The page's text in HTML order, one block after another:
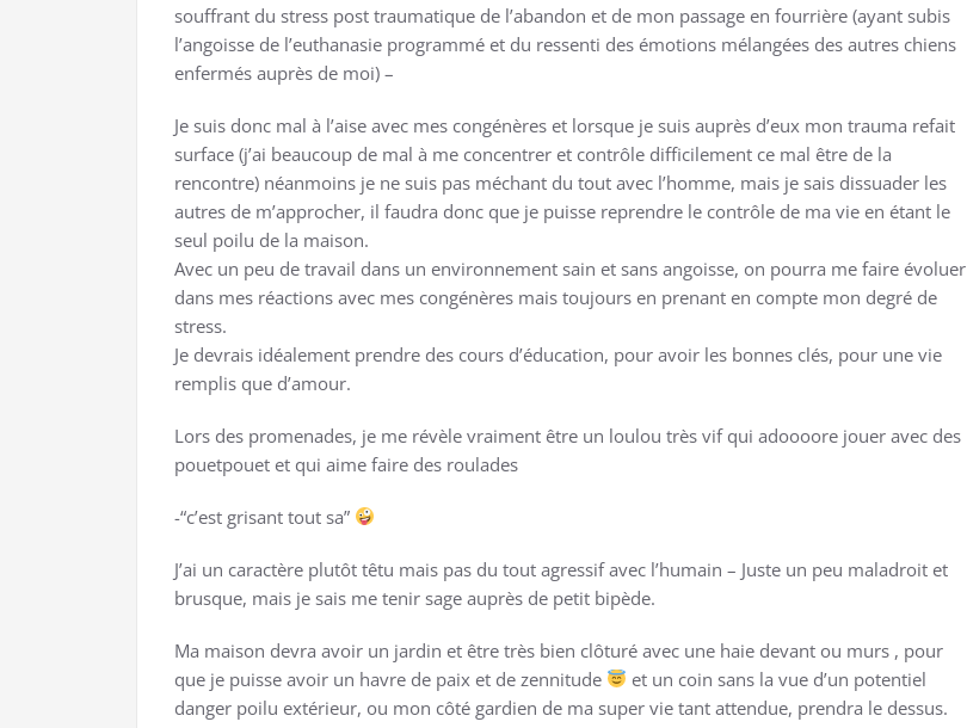
souffrant du stress post traumatique de l’abandon et de mon passage en fourrière (ayant subis
l’angoisse de l’euthanasie programmé et du ressenti des émotions mélangées des autres chiens
enfermés auprès de moi) –
Je suis donc mal à l’aise avec mes congénères et lorsque je suis auprès d’eux mon trauma refait
surface (j’ai beaucoup de mal à me concentrer et contrôle difficilement ce mal être de la
rencontre) néanmoins je ne suis pas méchant du tout avec l’homme, mais je sais dissuader les
autres de m’approcher, il faudra donc que je puisse reprendre le contrôle de ma vie en étant le
seul poilu de la maison.
Avec un peu de travail dans un environnement sain et sans angoisse, on pourra me faire évoluer
dans mes réactions avec mes congénères mais toujours en prenant en compte mon degré de
stress.
Je devrais idéalement prendre des cours d’éducation, pour avoir les bonnes clés, pour une vie
remplis que d’amour.
Lors des promenades, je me révèle vraiment être un loulou très vif qui adoooore jouer avec des
pouetpouet et qui aime faire des roulades
-“c’est grisant tout sa”
J’ai un caractère plutôt têtu mais pas du tout agressif avec l’humain – Juste un peu maladroit et
brusque, mais je sais me tenir sage auprès de petit bipède.
Ma maison devra avoir un jardin et être très bien clôturé avec une haie devant ou murs , pour
que je puisse avoir un havre de paix et de zennitude
et un coin sans la vue d’un potentiel
danger poilu extérieur, ou mon côté gardien de ma super vie tant attendue, prendra le dessus.